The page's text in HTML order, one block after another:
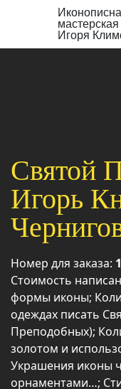
мастерская
Игоря
Святой
Игорь
Номер для заказа:
Стоимость
формы иконы;
одеждах писать
Преподобных);
золотом и
Украшения иконы
орнаментами…;